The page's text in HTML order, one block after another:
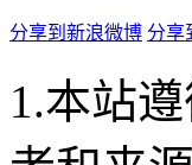
分享到新浪微博 分享
1.本站